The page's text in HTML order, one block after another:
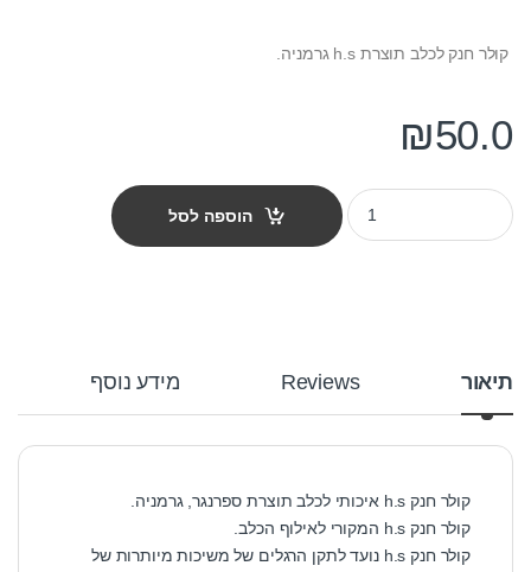
קולר חנק לכלב תוצרת h.s גרמניה.
₪50.0
קולר חנק h.s לאילוף 70 ס"מ quantity
הוספה לסל
תיאור Reviews מידע נוסף
קולר חנק h.s איכותי לכלב תוצרת ספרנגר, גרמניה.
קולר חנק h.s המקורי לאילוף הכלב.
קולר חנק h.s נועד לתקן הרגלים של משיכות מיותרות של